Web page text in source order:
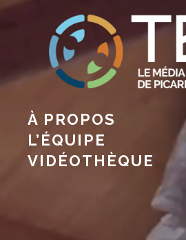
À PROPOS
L’ÉQUIPE
VIDÉOTHÈQUE